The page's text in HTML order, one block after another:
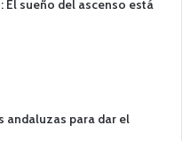
El sueño del ascenso está
andaluzas para dar el